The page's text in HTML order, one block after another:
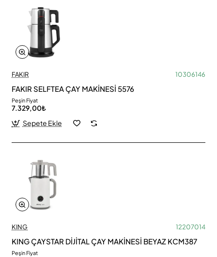
FAKIR 10306146
FAKIR SELFTEA ÇAY MAKİNESİ 5576
Peşin Fiyat
7.329,00₺
Sepete Ekle
KING 12207014
KING ÇAYSTAR DİJİTAL ÇAY MAKİNESİ BEYAZ KCM387
Peşin Fiyat